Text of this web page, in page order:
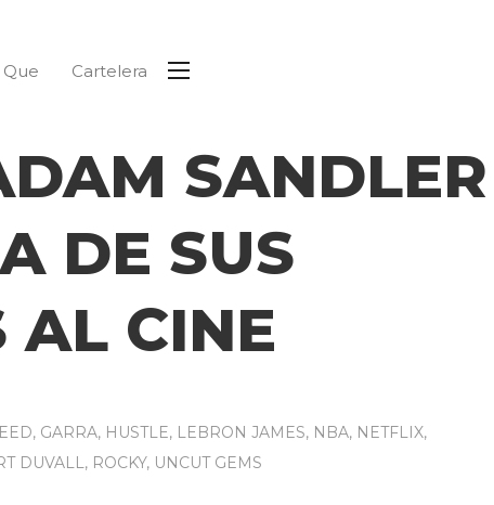
Que Cartelera
SANDLER
DE SUS
AL CINE
, GARRA, HUSTLE, LEBRON JAMES, NBA, NETFLIX,
DUVALL, ROCKY, UNCUT GEMS